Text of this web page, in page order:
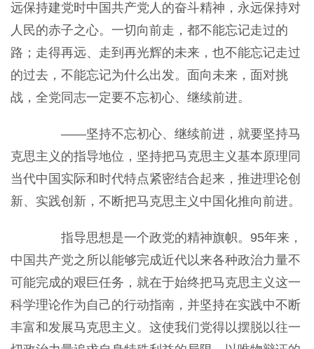
远保持建党时中国共产党人的奋斗精神，永远保持对
人民的赤子之心。一切向前走，都不能忘记走过的
路；走得再远、走到再光辉的未来，也不能忘记走过
的过去，不能忘记为什么出发。面向未来，面对挑
战，全党同志一定要不忘初心、继续前进。
——坚持不忘初心、继续前进，就要坚持马
克思主义的指导地位，坚持把马克思主义基本原理同
当代中国实际和时代特点紧密结合起来，推进理论创
新、实践创新，不断把马克思主义中国化推向前进。
指导思想是一个政党的精神旗帜。95年来，
中国共产党之所以能够完成近代以来各种政治力量不
可能完成的艰巨任务，就在于始终把马克思主义这一
科学理论作为自己的行动指南，并坚持在实践中不断
丰富和发展马克思主义。这使我们党得以摆脱以往一